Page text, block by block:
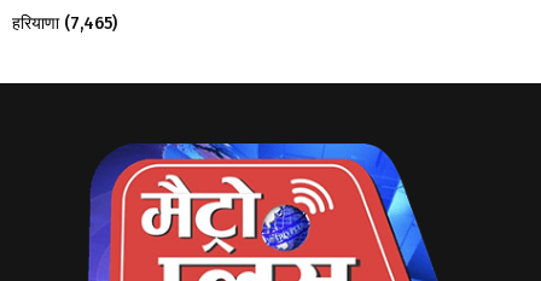
हरियाणा(7,465)